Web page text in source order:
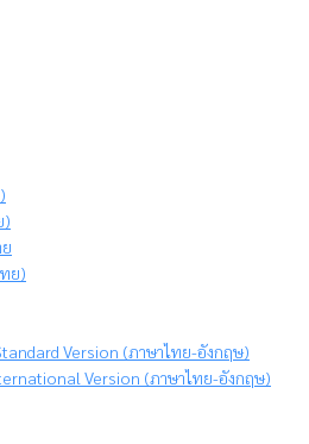
)
ย)
Version (ภาษาไทย-อังกฤษ)
Version (ภาษาไทย-อังกฤษ)